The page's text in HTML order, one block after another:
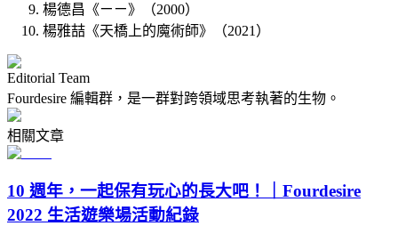
楊德昌《ㄧㄧ》（2000）
楊雅喆《天橋上的魔術師》（2021）
Editorial Team
Fourdesire 編輯群，是一群對跨領域思考執著的生物。
相關文章
10 週年，一起保有玩心的長大吧！｜Fourdesire
2022 生活遊樂場活動紀錄